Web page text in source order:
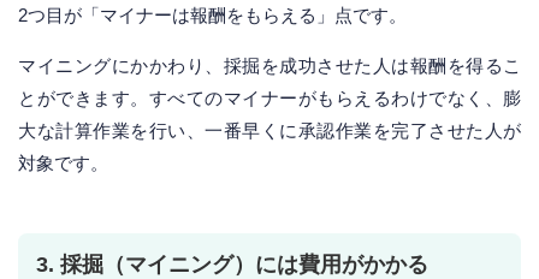
2つ目が「マイナーは報酬をもらえる」点です。
マイニングにかかわり、採掘を成功させた人は報酬を得るこ
とができます。すべてのマイナーがもらえるわけでなく、膨
大な計算作業を行い、一番早くに承認作業を完了させた人が
対象です。
3. 採掘（マイニング）には費用がかかる